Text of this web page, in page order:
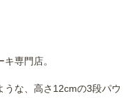
専門店。
うな、高さ12cmの3段パウ